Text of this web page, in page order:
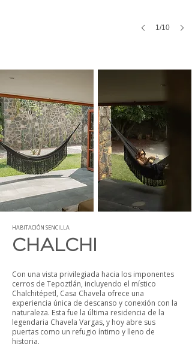
1/10
HABITACIÓN SENCILLA
CHALCHI
Con una vista privilegiada hacia los imponentes
cerros de Tepoztlán, incluyendo el místico
Chalchitépetl, Casa Chavela ofrece una
experiencia única de descanso y conexión con la
naturaleza. Esta fue la última residencia de la
legendaria Chavela Vargas, y hoy abre sus
puertas como un refugio íntimo y lleno de
historia.